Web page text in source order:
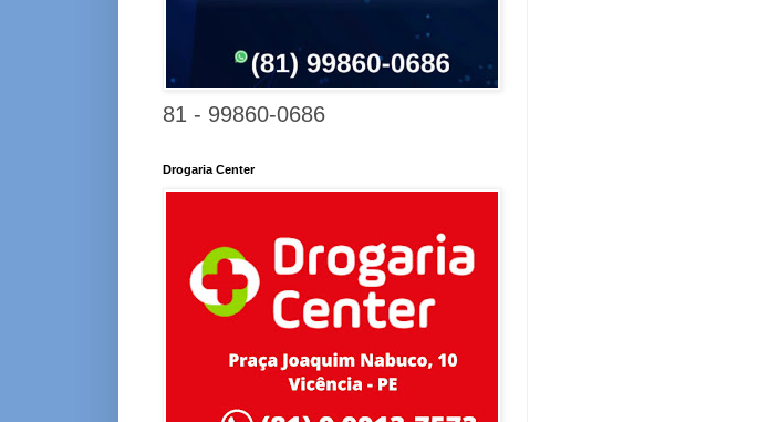
81 - 99860-0686
Drogaria Center